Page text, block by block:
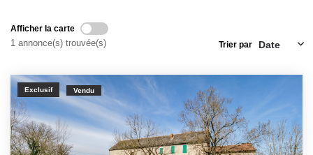
Retrouvez-Nous Également Sur Facebook
Afficher la carte
1 annonce(s) trouvée(s) Trier par
Exclusif Vendu